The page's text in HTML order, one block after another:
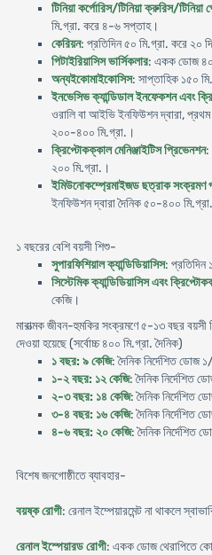
টিনিয়া কর্পোরিস/টিনিয়া ক্রুরিস/টিনিয়া
মি.গ্রা. করে ৪-৬ সপ্তাহ।
কেরিয়ন: প্রতিদিন ৫০ মি.গ্রা. করে ২০
পিটাইরিয়াসিস ভার্সিকলার: একক ডোজ
অন্যইকোমাইকোসিস: সাপ্তাহিক ১৫০
ইনভেসিভ ক্যান্ডিডাল ইনফেকশন এবং
ওরালি বা আইভি ইনফিউশন দ্বারা, প্রথম
২০০-৪০০ মি.গ্রা.।
ক্রিপ্টোকক্কাল মেনিঞ্জাইটিস প্রিভেনশন:
২০০ মি.গ্রা.।
ইমিউনোকম্প্রেমাইজড ছত্রাক সংক্রমণ
ইনফিউশন দ্বারা দৈনিক ৫০-৪০০
১ বছরের বেশি বয়সী শিশু-
সুপারফিশিয়াল ক্যান্ডিডিয়াসিস: প্রতিদিন
সিস্টেমিক ক্যান্ডিডিয়াসিস এবং
কেজি।
মারাত্মক জীবন-হুমকির সংক্রমণে ৫-১৩ বছর বয়সী
দেওয়া হয়েছে (সর্বোচ্চ ৪০০ মি.গ্রা. দৈনিক)
১ বছর: ৯ কেজি: দৈনিক নির্দেশিত ডোজ
১-২ বছর: ১২ কেজি: দৈনিক নির্দেশিত
২-৩ বছর: ১৪ কেজি: দৈনিক নির্দেশিত
৩-৪ বছর: ১৬ কেজি: দৈনিক নির্দেশিত
৪-৬ বছর: ২০ কেজি: দৈনিক নির্দেশিত
বিশেষ জনগোষ্ঠীতে ব্যাবহার-
বয়ষ্ক রোগী: রেনাল ইম্পেয়ারমেন্ট না থাকলে
রেনাল ইস্পেয়ারড রোগী: একক ডোজ থেরাপিতে